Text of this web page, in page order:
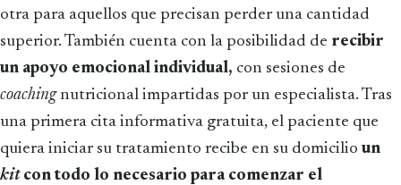
otra para aquellos que precisan perder una cantidad
superior. También cuenta con la posibilidad de recibir
un apoyo emocional individual, con sesiones de
coachingnutricional impartidas por un especialista. Tras
una primera cita informativa gratuita, el paciente que
quiera iniciar su tratamiento recibe en su domicilio un
kit con todo lo necesario para comenzar el